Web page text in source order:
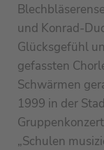
und Konrad-
Glücksgefühl
gefassten
Schwärmen
1999 in der
„Schulen